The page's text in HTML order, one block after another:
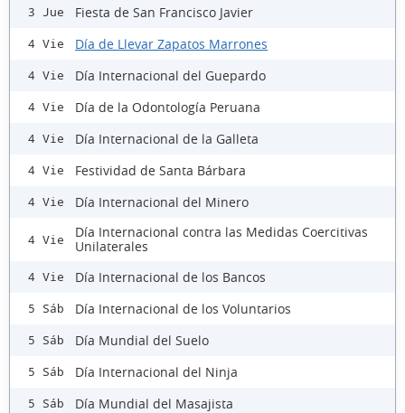
3 Jue Fiesta de San Francisco Javier
4 Vie Día de Llevar Zapatos Marrones
4 Vie Día Internacional del Guepardo
4 Vie Día de la Odontología Peruana
4 Vie Día Internacional de la Galleta
4 Vie Festividad de Santa Bárbara
4 Vie Día Internacional del Minero
4 Vie
Día Internacional contra las Medidas Coercitivas
Unilaterales
4 Vie Día Internacional de los Bancos
5 Sáb Día Internacional de los Voluntarios
5 Sáb Día Mundial del Suelo
5 Sáb Día Internacional del Ninja
5 Sáb Día Mundial del Masajista